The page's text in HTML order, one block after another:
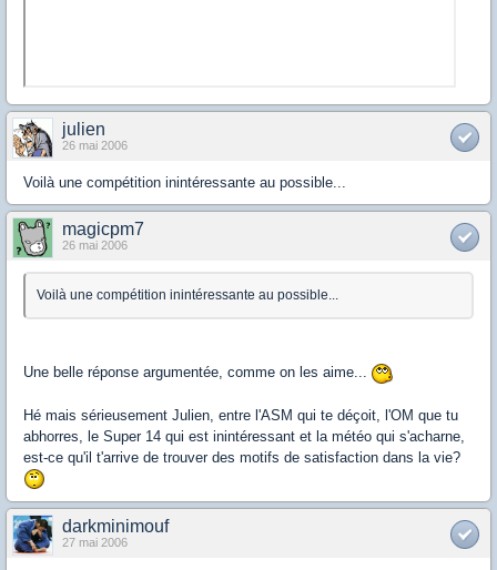
julien
26 mai 2006
Voilà une compétition inintéressante au possible...
magicpm7
26 mai 2006
Voilà une compétition inintéressante au possible...
Une belle réponse argumentée, comme on les aime...
Hé mais sérieusement Julien, entre l'ASM qui te déçoit, l'OM que tu
abhorres, le Super 14 qui est inintéressant et la météo qui s'acharne,
est-ce qu'il t'arrive de trouver des motifs de satisfaction dans la vie?
darkminimouf
27 mai 2006